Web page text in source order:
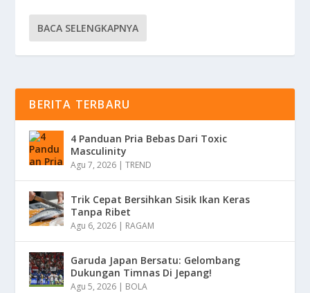
BACA SELENGKAPNYA
BERITA TERBARU
4 Panduan Pria Bebas Dari Toxic
Masculinity
Agu 7, 2026 |TREND
Trik Cepat Bersihkan Sisik Ikan Keras
Tanpa Ribet
Agu 6, 2026 | RAGAM
Garuda Japan Bersatu: Gelombang
Dukungan Timnas Di Jepang!
Agu 5, 2026 | BOLA